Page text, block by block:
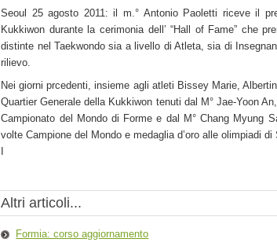
Seoul 25 agosto 2011: il m.° Antonio Paoletti riceve il
Kukkiwon durante la cerimonia dell’ “Hall of Fame” che
distinte nel Taekwondo sia a livello di Atleta, sia di
rilievo.
Nei giorni prcedenti, insieme agli atleti Bissey Marie,
Quartier Generale della Kukkiwon tenuti dal M° Jae-Yoon
Campionato del Mondo di Forme e dal M° Chang Myung
volte Campione del Mondo e medaglia d’oro alle olimpiadi di
Altri articoli...
Formia: corso aggiornamento